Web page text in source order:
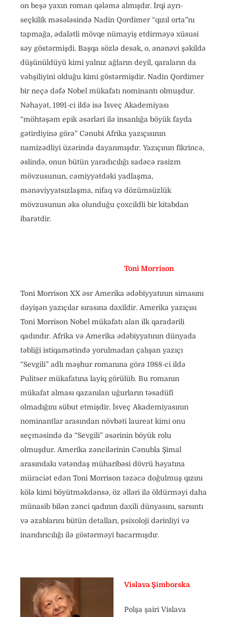
on beşə yaxın roman qələmə almışdır. İrqi ayrı-
seçkilik məsələsində Nadin Qordimer “qızıl orta”nı
tapmağa, ədalətli mövqe nümayiş etdirməyə xüsusi
səy göstərmişdi. Başqa sözlə desək, o, ənənəvi şəkildə
düşünüldüyü kimi yalnız ağların deyil, qaraların da
vəhşiliyini olduğu kimi göstərmişdir. Nadin Qordimer
bir neçə dəfə Nobel mükafatı nominantı olmuşdur.
Nəhayət, 1991-ci ildə isə İsveç Akademiyası
“möhtəşəm epik əsərləri ilə insanlığa böyük fayda
gətirdiyinə görə” Cənubi Afrika yazıçısının
namizədliyi üzərində dayanmışdır. Yazıçının fikrincə,
əslində, onun bütün yaradıcılığı sadəcə rasizm
mövzusunun, cəmiyyətdəki yadlaşma,
mənəviyyatsızlaşma, nifaq və dözümsüzlük
mövzusunun əks olunduğu çoxcildli bir kitabdan
ibarətdir.
Toni Morrison
Toni Morrison XX əsr Amerika ədəbiyyatının simasını
dəyişən yazıçılar sırasına daxildir. Amerika yazıçısı
Toni Morrison Nobel mükafatı alan ilk qaradərili
qadındır. Afrika və Amerika ədəbiyyatının dünyada
təbliği istiqamətində yorulmadan çalışan yazıçı
“Sevgili” adlı məşhur romanına görə 1988-ci ildə
Pulitser mükafatına layiq görülüb. Bu romanın
mükafat alması qazanılan uğurların təsadüfi
olmadığını sübut etmişdir. İsveç Akademiyasının
nominantlar arasından növbəti laureat kimi onu
seçməsində də “Sevgili” əsərinin böyük rolu
olmuşdur. Amerika zəncilərinin Cənubla Şimal
arasındakı vətəndaş müharibəsi dövrü həyatına
müraciət edən Toni Morrison təzəcə doğulmuş qızını
kölə kimi böyütməkdənsə, öz əlləri ilə öldürməyi daha
münasib bilən zənci qadının daxili dünyasını, sarsıntı
və əzablarını bütün detalları, psixoloji dərinliyi və
inandırıcılığı ilə göstərməyi bacarmışdır.
Vislava Şimborska
Polşa şairi Vislava